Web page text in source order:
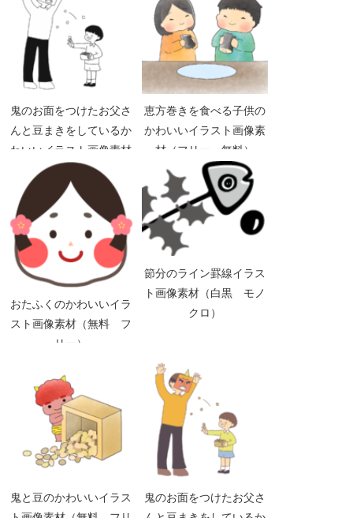
鬼のお面をつけたお父さ
んと豆まきをしているか
わいいイラスト画像素材
（白黒 モノクロ）
恵方巻きを食べる子供の
かわいいイラスト画像素
材（フリー、無料）
おたふくのかわいいイラ
スト画像素材（無料 フ
リー）
節分のライン罫線イラス
ト画像素材（白黒 モノ
クロ）
鬼と豆のかわいいイラス
鬼のお面をつけたお父さ